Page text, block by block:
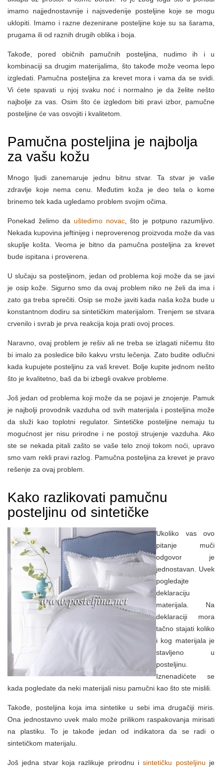
imamo najjednostavnije i najsvedenije posteljine koje se mogu
uklopiti. Imamo i razne dezenirane posteljine koje su sa šarama,
prugama ili od raznih drugih oblika i boja.
Takođe, pored običnih pamučnih posteljina, nudimo ih i u
kombinaciji sa drugim materijalima, što takođe može veoma lepo
izgledati. Pamučna posteljina za krevet mora i vama da se svidi.
Vi ćete spavati u njoj svaku noć i normalno je da želite nešto
najbolje za vas. Osim što će izgledom biti pravi izbor, pamučne
posteljine će vas osvojiti i kvalitetom.
Pamučna posteljina je najbolja
za vašu kožu
Mnogo ljudi zanemaruje jednu bitnu stvar. Ta stvar je vaše
zdravlje koje nema cenu. Međutim koža je deo tela o kome
brinemo tek kada ugledamo problem svojim očima.
Ponekad želimo da uštedimo novac, što je potpuno razumljivo.
Nekada kupovina jeftinijeg i neproverenog proizvoda može da vas
skuplje košta. Veoma je bitno da pamučna posteljina za krevet
bude ispitana i proverena.
U slučaju sa posteljinom, jedan od problema koji može da se javi
je osip kože. Sigurno smo da ovaj problem niko ne želi da ima i
zato ga treba sprečiti. Osip se može javiti kada naša koža bude u
konstantnom dodiru sa sintetičkim materijalom. Trenjem se stvara
crvenilo i svrab je prva reakcija koja prati ovoj proces.
Naravno, ovaj problem je rešiv ali ne treba se izlagati ničemu što
bi imalo za posledice bilo kakvu vrstu lečenja. Zato budite odlučni
kada kupujete posteljinu za vaš krevet. Bolje kupite jednom nešto
što je kvalitetno, baš da bi izbegli ovakve probleme.
Još jedan od problema koji može da se pojavi je znojenje. Pamuk
je najbolji provodnik vazduha od svih materijala i posteljina može
da služi kao toplotni regulator. Sintetičke posteljine nemaju tu
mogućnost jer nisu prirodne i ne postoji strujenje vazduha. Ako
ste se nekada pitali zašto se vaše telo znoji tokom noći, upravo
smo vam rekli pravi razlog. Pamučna posteljina za krevet je pravo
rešenje za ovaj problem.
Kako razlikovati pamučnu
posteljinu od sintetičke
Ukoliko vas ovo
pitanje muči
odgovor je
jednostavan. Uvek
pogledajte
deklaraciju
materijala. Na
deklaraciji mora
tačno stajati koliko
i kog materijala je
stavljeno u
posteljinu.
Iznenadićete se
kada pogledate da neki materijali nisu pamučni kao što ste mislili.
Takođe, posteljina koja ima sintetike u sebi ima drugačiji miris.
Ona jednostavno uvek malo može prilikom raspakovanja mirisati
na plastiku. To je takođe jedan od indikatora da se radi o
sintetičkom materijalu.
Još jedna stvar koja razlikuje prirodnu isintetičku posteljinu je